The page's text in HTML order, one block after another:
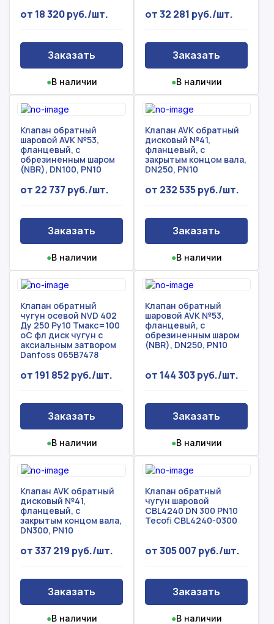
от 18 320 руб./шт.
Заказать
●В наличии
от 32 281 руб./шт.
Заказать
●В наличии
Клапан обратный
шаровой AVK №53,
фланцевый, с
обрезиненным шаром
(NBR), DN100, PN10
от 22 737 руб./шт.
Заказать
●В наличии
Клапан AVK обратный
дисковый №41,
фланцевый, с
закрытым концом вала,
DN250, PN10
от 232 535 руб./шт.
Заказать
●В наличии
Клапан обратный
чугун осевой NVD 402
Ду 250 Ру10 Тмакс=100
оС фл диск чугун с
аксиальным затвором
Danfoss 065B7478
от 191 852 руб./шт.
Заказать
●В наличии
Клапан обратный
шаровой AVK №53,
фланцевый, с
обрезиненным шаром
(NBR), DN250, PN10
от 144 303 руб./шт.
Заказать
●В наличии
Клапан AVK обратный
дисковый №41,
фланцевый, с
закрытым концом вала,
DN300, PN10
от 337 219 руб./шт.
Заказать
●В наличии
Клапан обратный
чугун шаровой
CBL4240 DN 300 PN10
Tecofi CBL4240-0300
от 305 007 руб./шт.
Заказать
●В наличии